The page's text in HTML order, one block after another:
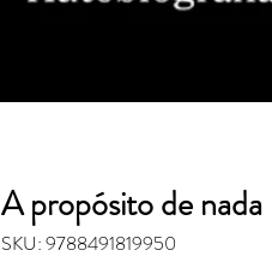
A propósito de nada
SKU: 9788491819950